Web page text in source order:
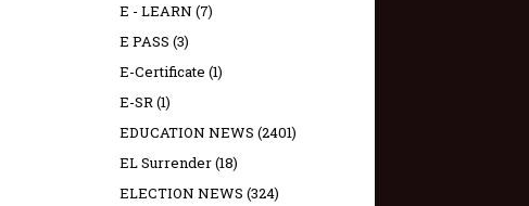
E - LEARN (7)
E PASS (3)
E-Certificate (1)
E-SR(1)
EDUCATION NEWS (2401)
EL Surrender(18)
ELECTION NEWS (324)